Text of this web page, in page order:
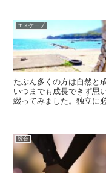
エスケープ
たぶん多くの方は自然と
いつまでも成長できず思
綴ってみました。独立に
総合